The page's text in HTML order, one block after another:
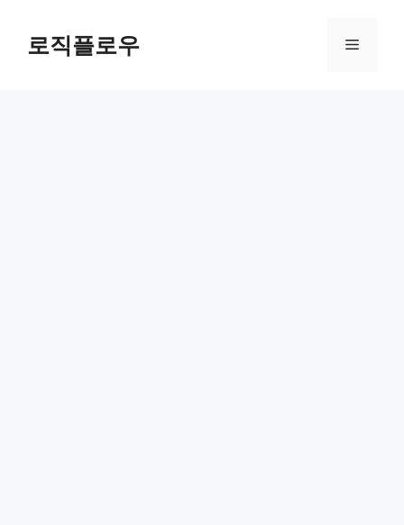
content로직플로우 Menu